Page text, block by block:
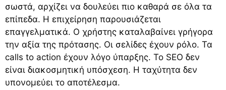
σωστά, αρχίζει να δουλεύει πιο καθαρά σε όλα τα
επίπεδα. Η επιχείρηση παρουσιάζεται
επαγγελματικά. Ο χρήστης καταλαβαίνει γρήγορα
την αξία της πρότασης. Οι σελίδες έχουν ρόλο. Τα
calls to action έχουν λόγο ύπαρξης. Το SEO δεν
είναι διακοσμητική υπόσχεση. Η ταχύτητα δεν
υπονομεύει το αποτέλεσμα.